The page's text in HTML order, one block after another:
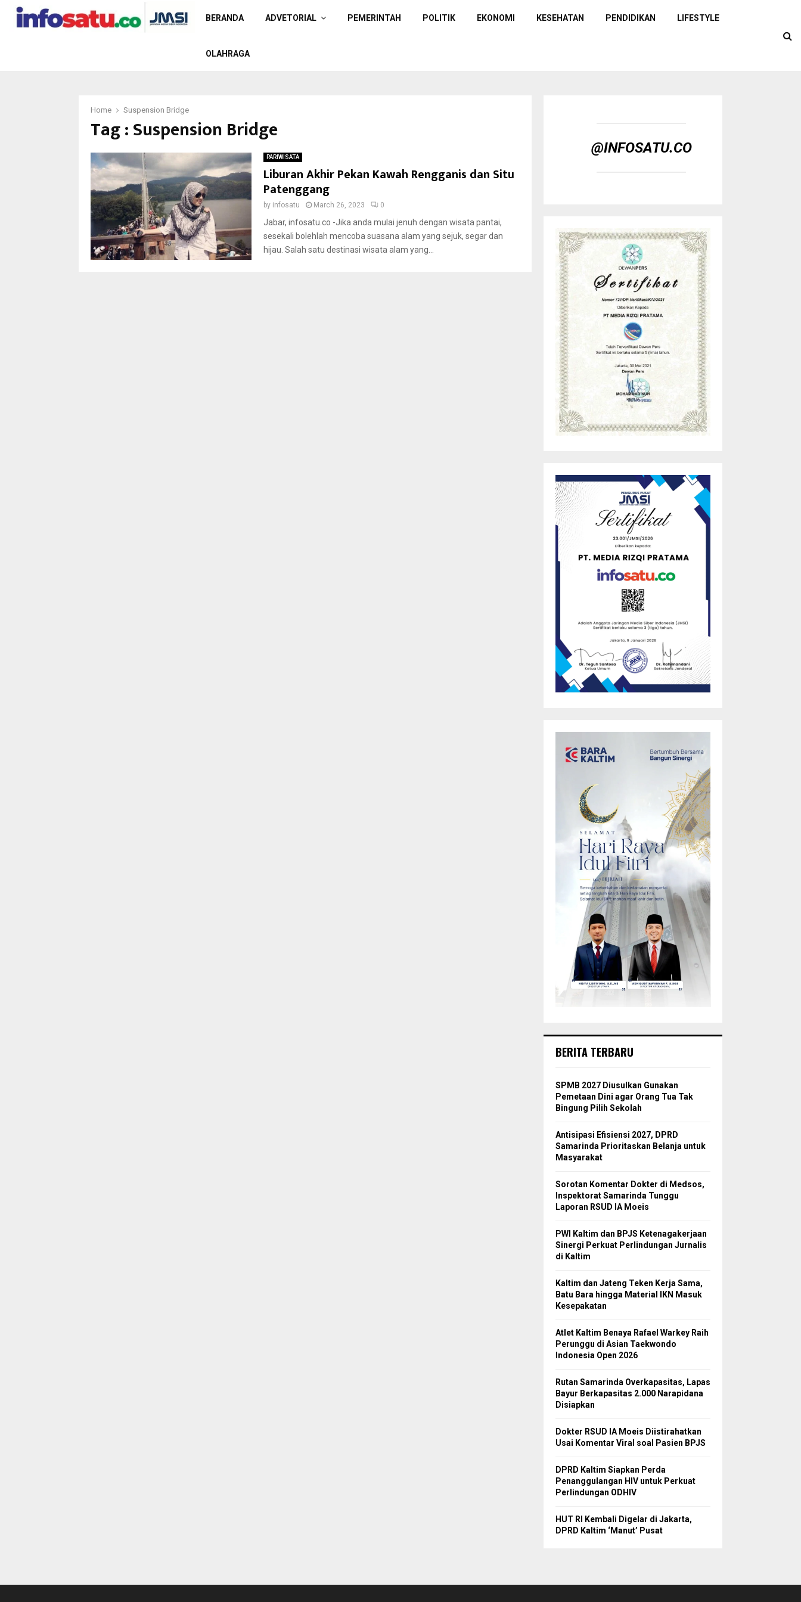
BERANDA ADVETORIAL PEMERINTAH POLITIK EKONOMI KESEHATAN PENDIDIKAN LIFESTYLE
OLAHRAGA
Home Suspension Bridge
Tag : Suspension Bridge
PARIWISATA
Liburan Akhir Pekan Kawah Rengganis dan Situ
Patenggang
by infosatu March 26, 2023 0
Jabar, infosatu.co -Jika anda mulai jenuh dengan wisata pantai,
sesekali bolehlah mencoba suasana alam yang sejuk, segar dan
hijau. Salah satu destinasi wisata alam yang...
@INFOSATU.CO
BERITA TERBARU
SPMB 2027 Diusulkan Gunakan
Pemetaan Dini agar Orang Tua Tak
Bingung Pilih Sekolah
Antisipasi Efisiensi 2027, DPRD
Samarinda Prioritaskan Belanja untuk
Masyarakat
Sorotan Komentar Dokter di Medsos,
Inspektorat Samarinda Tunggu
Laporan RSUD IA Moeis
PWI Kaltim dan BPJS Ketenagakerjaan
Sinergi Perkuat Perlindungan Jurnalis
di Kaltim
Kaltim dan Jateng Teken Kerja Sama,
Batu Bara hingga Material IKN Masuk
Kesepakatan
Atlet Kaltim Benaya Rafael Warkey Raih
Perunggu di Asian Taekwondo
Indonesia Open 2026
Rutan Samarinda Overkapasitas, Lapas
Bayur Berkapasitas 2.000 Narapidana
Disiapkan
Dokter RSUD IA Moeis Diistirahatkan
Usai Komentar Viral soal Pasien BPJS
DPRD Kaltim Siapkan Perda
Penanggulangan HIV untuk Perkuat
Perlindungan ODHIV
HUT RI Kembali Digelar di Jakarta,
DPRD Kaltim ‘Manut’ Pusat